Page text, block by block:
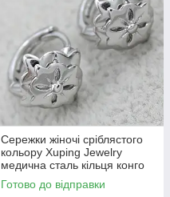
Сережки жіночі сріблястого
кольору Xuping Jewelry
медична сталь кільця конго
квіточки 24K
Готово до відправки